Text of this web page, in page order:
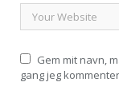
Gem mit navn,
gang jeg